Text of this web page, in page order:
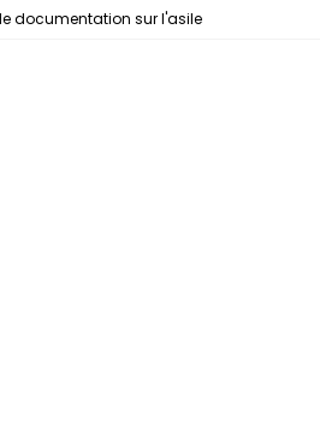
documentation sur l'asile